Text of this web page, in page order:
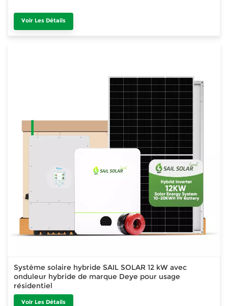
Voir Les Détails
Système solaire hybride SAIL SOLAR 12 kW avec
onduleur hybride de marque Deye pour usage
résidentiel
Voir Les Détails